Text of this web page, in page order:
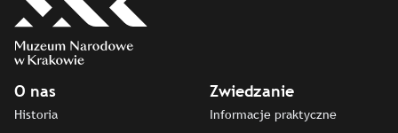
O nas
Historia
Zwiedzanie
Informacje praktyczne